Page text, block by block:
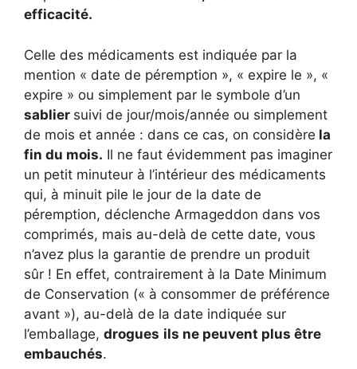
efficacité.
Celle des médicaments est indiquée par la
mention « date de péremption », « expire le », «
expire » ou simplement par le symbole d’un
sablier suivi de jour/mois/année ou simplement
de mois et année : dans ce cas, on considère la
fin du mois. Il ne faut évidemment pas imaginer
un petit minuteur à l’intérieur des médicaments
qui, à minuit pile le jour de la date de
péremption, déclenche Armageddon dans vos
comprimés, mais au-delà de cette date, vous
n’avez plus la garantie de prendre un produit
sûr ! En effet, contrairement à la Date Minimum
de Conservation (« à consommer de préférence
avant »), au-delà de la date indiquée sur
l’emballage, drogues ils ne peuvent plus être
embauchés.